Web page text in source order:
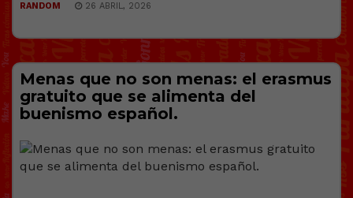
RANDOM 26 ABRIL, 2026
Menas que no son menas: el erasmus
gratuito que se alimenta del
buenismo español.